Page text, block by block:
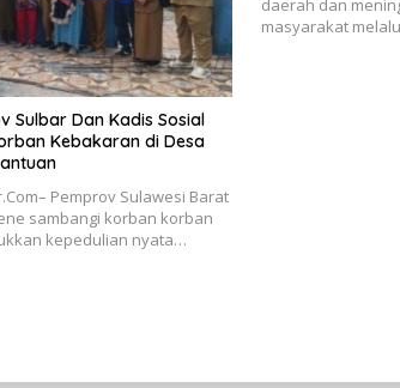
Sulbar Dan Kadis Sosial
Kebakaran di Desa
Pemprov Sulawesi Barat
sambangi korban korban
kepedulian nyata…
daerah dan
masyarakat